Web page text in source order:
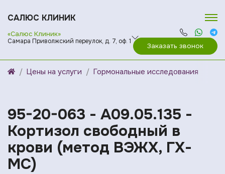
САЛЮС КЛИНИК
«Салюс Клиник»
Самара Приволжский переулок, д. 7, оф. 1
Заказать звонок
Цены на услуги Гормональные исследования
95-20-063 - A09.05.135 -
Кортизол свободный в
крови (метод ВЭЖХ, ГХ-
МС)